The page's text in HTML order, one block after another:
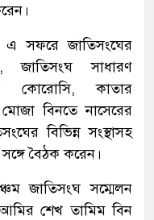
এ সফরে জাতিসংঘের
জাতিসংঘ সাধারণ
কোরোসি, কাতার
বিনতে নাসেরের
বিভিন্ন সংস্থাসহ
সঙ্গে বৈঠক করেন।
জাতিসংঘ সম্মেলন
শেখ তামিম বিন